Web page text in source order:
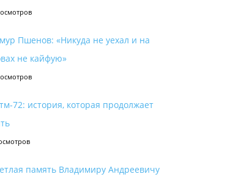
Пшенов: «Никуда не уехал и на
не кайфую»
72: история, которая продолжает
память Владимиру Андреевичу